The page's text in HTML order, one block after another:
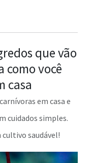
que vão
como você
casa
em casa e
cuidados simples.
cultivo saudável!